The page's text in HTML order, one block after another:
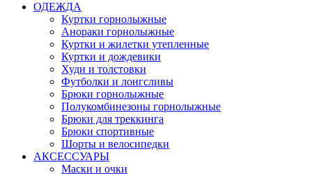
ОДЕЖДА
Куртки горнолыжные
Анораки горнолыжные
Куртки и жилетки утепленные
Куртки и дождевики
Худи и толстовки
Футболки и лонгсливы
Брюки горнолыжные
Полукомбинезоны горнолыжные
Брюки для треккинга
Брюки спортивные
Шорты и велосипедки
АКСЕССУАРЫ
Маски и очки